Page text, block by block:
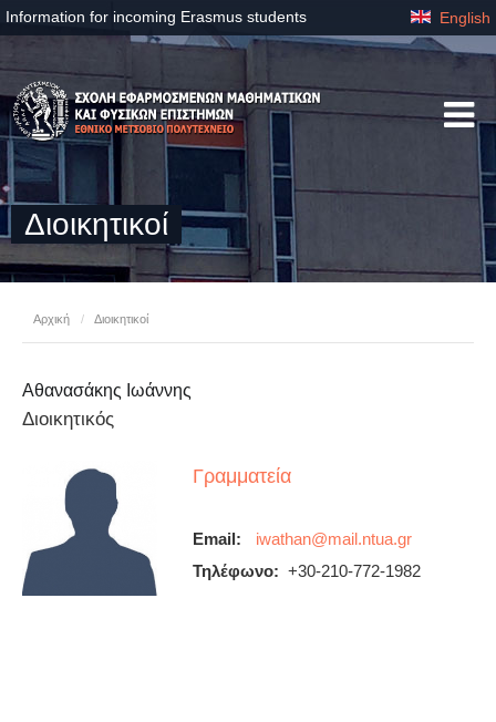
Information for incoming Erasmus students English
Διοικητικοί
Αρχική / Διοικητικοί
Αθανασάκης Ιωάννης
Διοικητικός
Γραμματεία
Email:
Τηλέφωνο: +30-210-772-1982